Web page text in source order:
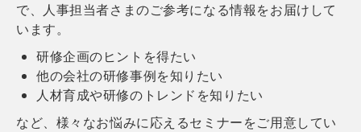
で、人事担当者さまのご参考になる情報をお届けして
います。
研修企画のヒントを得たい
他の会社の研修事例を知りたい
人材育成や研修のトレンドを知りたい
など、様々なお悩みに応えるセミナーをご用意してい